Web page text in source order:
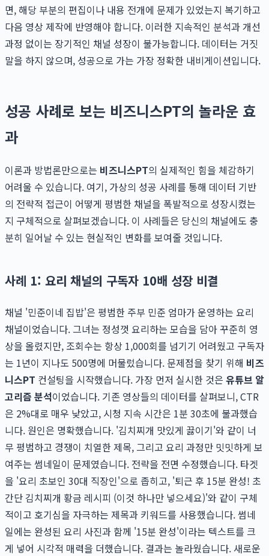
면, 해당 부분의 편집이나 내용 전개에 문제가 있었는지 복기하고
다음 영상 제작에 반영해야 합니다. 이러한 지속적인 분석과 개선
과정 없이는 장기적인 채널 성장이 불가능합니다. 데이터는 거짓
말을 하지 않으며, 성공으로 가는 가장 정확한 내비게이션입니다.
성공 사례로 보는 비즈니스PT의 놀라운 효
과
이론과 방법론만으로는 비즈니스PT의 실제적인 힘을 체감하기
어려울 수 있습니다. 여기, 가상의 성공 사례를 통해 데이터 기반
의 전략적 접근이 어떻게 평범한 채널을 폭발적으로 성장시켰는
지 구체적으로 살펴보겠습니다. 이 사례들은 당신의 채널에도 충
분히 일어날 수 있는 현실적인 변화를 보여줄 것입니다.
사례 1: 요리 채널의 구독자 10배 성장 비결
채널 '민준이네 집밥'은 평범한 주부 민준 엄마가 운영하는 요리
채널이었습니다. 그녀는 정성껏 요리하는 모습을 담아 꾸준히 영
상을 올렸지만, 조회수는 항상 1,000회를 넘기기 어려웠고 구독자
는 1년이 지나도 500명에 머물렀습니다. 문제점을 찾기 위해 비즈
니스PT 컨설팅을 시작했습니다. 가장 먼저 실시한 것은 유튜브 알
고리즘 분석이었습니다. 기존 영상들의 데이터를 살펴보니, CTR
은 2%대로 매우 낮았고, 시청 지속 시간은 1분 30초에 불과했습
니다. 원인은 명확했습니다. '김치찌개 맛있게 끓이기'와 같이 너
무 평범하고 경쟁이 치열한 제목, 그리고 요리 과정만 밋밋하게 보
여주는 썸네일이 문제였습니다. 전략을 전면 수정했습니다. 타겟
을 '요리 초보인 30대 직장인'으로 좁히고, '퇴근 후 15분 완성! 초
간단 김치찌개 황금 레시피 (이것 하나만 넣으세요)'와 같이 구체
적이고 호기심을 자극하는 제목과 키워드를 사용했습니다. 썸네
일에는 완성된 요리 사진과 함께 '15분 완성'이라는 텍스트를 크
게 넣어 시각적 매력을 더했습니다. 결과는 놀라웠습니다. 새로운